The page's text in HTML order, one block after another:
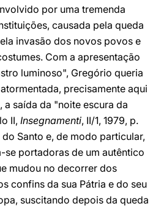
por uma tremenda
causada pela queda
invasão dos novos povos e
Com a apresentação
luminoso", Gregório queria
precisamente aqui
a saída da "noite escura da
II, Insegnamenti, II/1, 1979, p.
Santo e, de modo particular,
se portadoras de um autêntico
mudou no decorrer dos
confins da sua Pátria e do seu
suscitando depois da queda